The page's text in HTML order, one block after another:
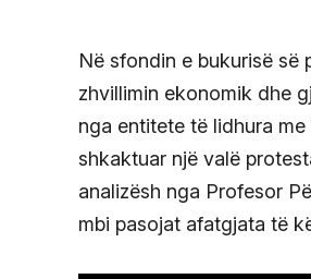
Në sfondin e bukurisë së
zhvillimin ekonomik dhe
nga entitete të lidhura
shkaktuar një valë
analizësh nga Profesor
mbi pasojat afatgjata të